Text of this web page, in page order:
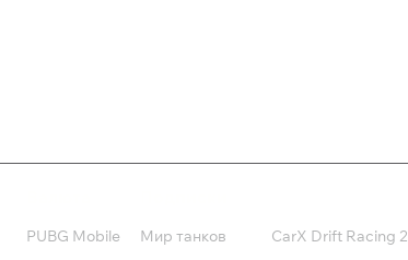
PUBG Mobile
Мир танков
CarX Drift Racing 2